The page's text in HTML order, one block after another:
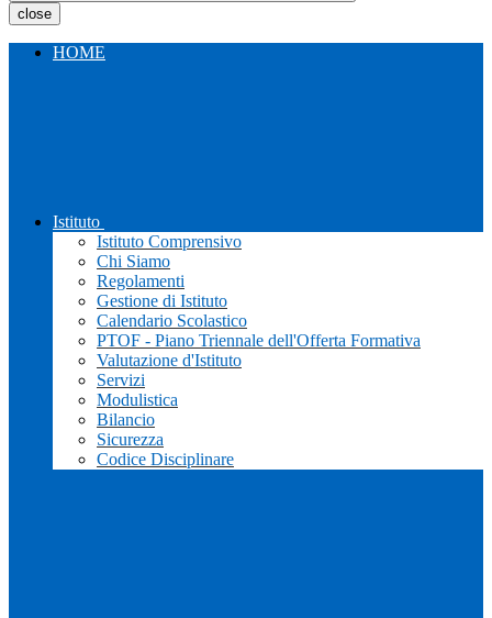
close
HOME
Istituto
Istituto Comprensivo
Chi Siamo
Regolamenti
Gestione di Istituto
Calendario Scolastico
PTOF - Piano Triennale dell'Offerta Formativa
Valutazione d'Istituto
Servizi
Modulistica
Bilancio
Sicurezza
Codice Disciplinare